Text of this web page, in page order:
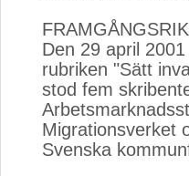
Den 29 april
rubriken "Sätt
stod fem
Migrationsverket
Svenska